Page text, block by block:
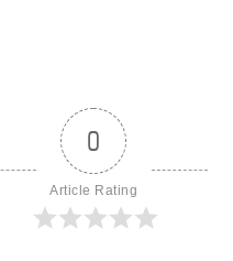
0
Article Rating